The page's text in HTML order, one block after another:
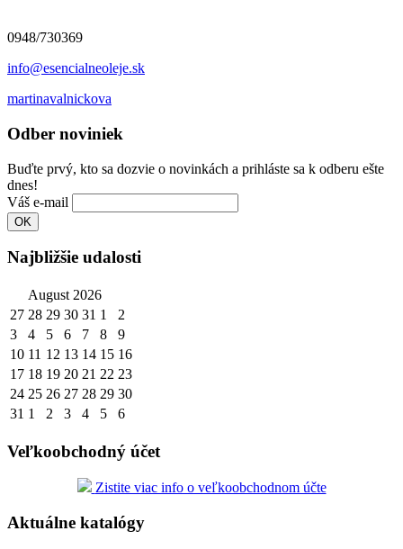
0948/730369
info@esencialneoleje.sk
martinavalnickova
Odber noviniek
Buďte prvý, kto sa dozvie o novinkách a prihláste sa k odberu ešte
dnes!
Váš e-mail
Najbližšie udalosti
August 2026
27 28 29 30 31 1
2
3
4 5 6 7 8
9
10 11 12 13 14 15 16
17 18 19 20 21 22 23
24 25 26 27 28 29 30
31 1 2 3 4 5 6
Veľkoobchodný účet
Zistite viac info o veľkoobchodnom účte
Aktuálne katalógy